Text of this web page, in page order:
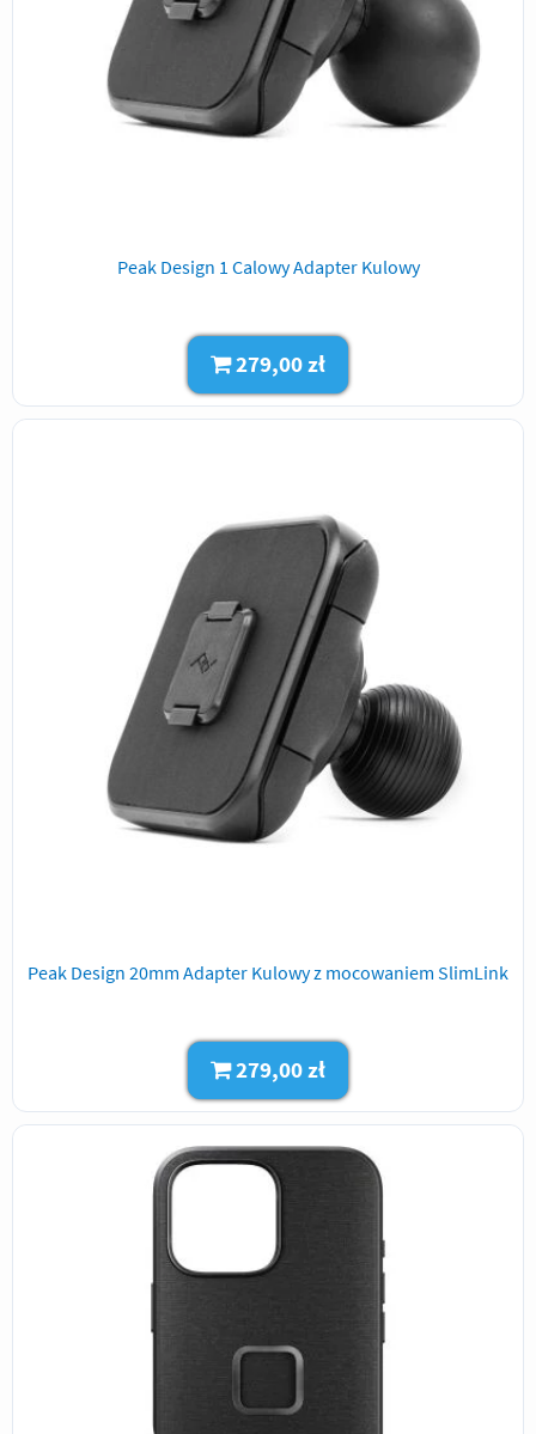
Peak Design 1 Calowy Adapter Kulowy
279,00 zł
Peak Design 20mm Adapter Kulowy z mocowaniem SlimLink
279,00 zł